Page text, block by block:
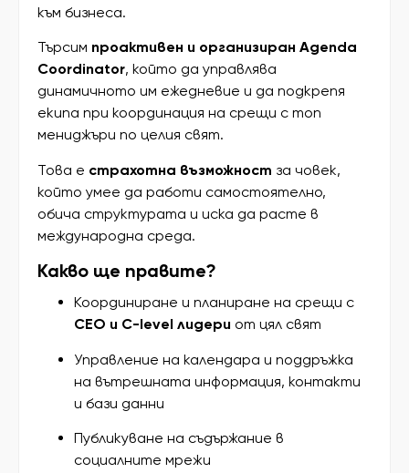
към бизнеса.
Търсим проактивен и организиран Agenda
Coordinator, който да управлява
динамичното им ежедневие и да подкрепя
екипа при координация на срещи с топ
мениджъри по целия свят.
Това е страхотна възможност за човек,
който умее да работи самостоятелно,
обича структурата и иска да расте в
международна среда.
Какво ще правите?
Координиране и планиране на срещи с
CEO и C-level лидери от цял свят
Управление на календара и поддръжка
на вътрешната информация, контакти
и бази данни
Публикуване на съдържание в
социалните мрежи